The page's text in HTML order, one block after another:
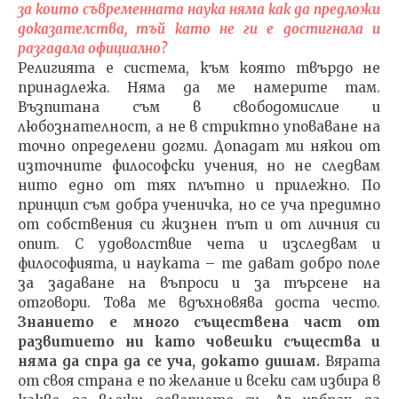
за които съвременната наука няма как да предложи
доказателства, тъй като не ги е достигнала и
разгадала официално?
Религията е система, към която твърдо не
принадлежа. Няма да ме намерите там.
Възпитана съм в свободомислие и
любознателност, а не в стриктно уповаване на
точно определени догми. Допадат ми някои от
източните философски учения, но не следвам
нито едно от тях плътно и прилежно. По
принцип съм добра ученичка, но се уча предимно
от собствения си жизнен път и от личния си
опит. С удоволствие чета и изследвам и
философията, и науката – те дават добро поле
за задаване на въпроси и за търсене на
отговори. Това ме вдъхновява доста често.
Знанието е много съществена част от
развитието ни като човешки същества и
няма да спра да се уча, докато дишам.Вярата
от своя страна е по желание и всеки сам избира в